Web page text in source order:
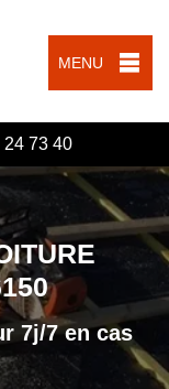
MENU
24 73 40
7j/7 en cas